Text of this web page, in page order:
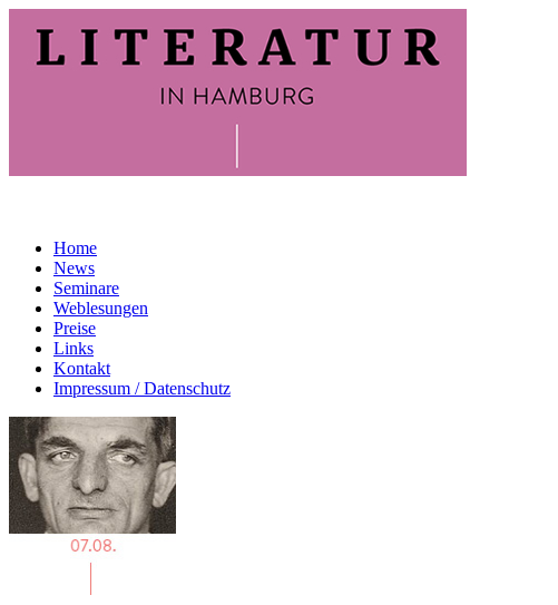
Home
News
Seminare
Weblesungen
Preise
Links
Kontakt
Impressum / Datenschutz